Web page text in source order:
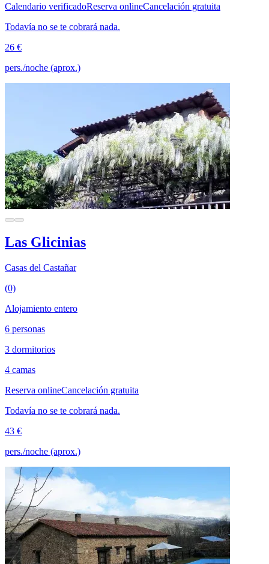
Calendario verificadoReserva onlineCancelación gratuita
Todavía no se te cobrará nada.
26 €
pers./noche (aprox.)
Las Glicinias
Casas del Castañar
(0)
Alojamiento entero
6 personas
3 dormitorios
4 camas
Reserva onlineCancelación gratuita
Todavía no se te cobrará nada.
43 €
pers./noche (aprox.)